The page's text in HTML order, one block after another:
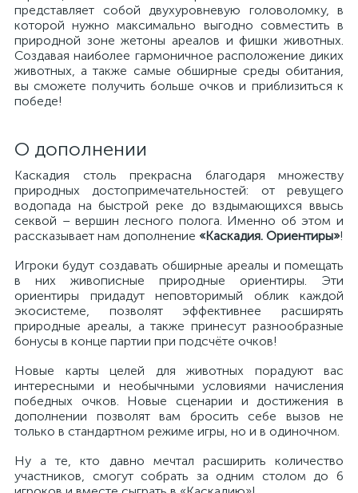
представляет собой двухуровневую головоломку, в
которой нужно максимально выгодно совместить в
природной зоне жетоны ареалов и фишки животных.
Создавая наиболее гармоничное расположение диких
животных, а также самые обширные среды обитания,
вы сможете получить больше очков и приблизиться к
победе!
О дополнении
Каскадия столь прекрасна благодаря множеству
природных достопримечательностей: от ревущего
водопада на быстрой реке до вздымающихся ввысь
секвой – вершин лесного полога. Именно об этом и
рассказывает нам дополнение «Каскадия. Ориентиры»!
Игроки будут создавать обширные ареалы и помещать
в них живописные природные ориентиры. Эти
ориентиры придадут неповторимый облик каждой
экосистеме, позволят эффективнее расширять
природные ареалы, а также принесут разнообразные
бонусы в конце партии при подсчёте очков!
Новые карты целей для животных порадуют вас
интересными и необычными условиями начисления
победных очков. Новые сценарии и достижения в
дополнении позволят вам бросить себе вызов не
только в стандартном режиме игры, но и в одиночном.
Ну а те, кто давно мечтал расширить количество
участников, смогут собрать за одним столом до 6